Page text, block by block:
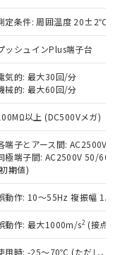
定条件: 周囲温度 20±2℃、
ッシュインPlus端子台
気的: 最大30回/分
械的: 最大60回/分
以上 (DC500Vメガ)
端子とアース間: AC2500V
極端子間: AC2500V 50/
期値)
動作: 10～55Hz 複振幅
動作: 最大1000m/s2 (接点
用時: -25～70℃ (ただし、氷
同意のうえ
器事業取扱
標準価格
くもので
の中には、
商品もある
会結果は、
の社内デー
であり、閲
庫および標
ることをご
10物質）の
10物質）の
は確認中の
形物で、有
す。
部品として
場合などや
す。
以下、 カド
臭化ビフェニル
ニルエーテル類
エチルヘキシ
中国RoHSの
す。
中国RoHSの
ます。
部門へお問
リ臭化ビフェ
フェニルエーテ
うち、外国
める商品
う）を輸出
合は、日本
役務取引許
な手続きを